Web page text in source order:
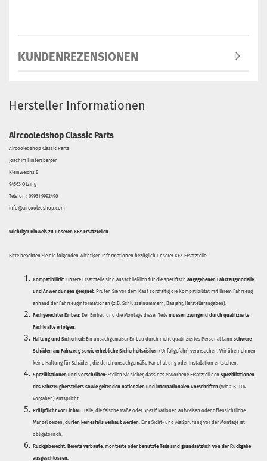
KUNDENREZENSIONEN
Hersteller Informationen
Aircooledshop Classic Parts
Aircooledshop Classic Parts
Joachim Hintersberger
Kleinweichs 8
94563 Otzing
Telefon : 09931 9992490
info@aircooledshop.com
Wichtiger Hinweis zu unseren KFZ-Ersatzteilen
Bitte beachten Sie die folgenden wichtigen Informationen bezüglich unserer KFZ-Ersatzteile:
Kompatibilität: Unsere Ersatzteile sind ausschließlich für die spezifisch angegebenen Fahrzeugmodelle
und Anwendungen geeignet. Prüfen Sie vor dem Kauf sorgfältig die Kompatibilität mit Ihrem Fahrzeug
anhand der Fahrzeuginformationen (z.B. Schlüsselnummern, Baujahr, Herstellerangaben).
Fachgerechter Einbau: Der Einbau und die Montage dieser Teile müssen zwingend durch qualifizierte
Fachkräfte erfolgen.
Haftung und Sicherheit: Ein unsachgemäßer Einbau durch nicht qualifiziertes Personal kann schwere
Schäden am Fahrzeug sowie erhebliche Sicherheitsrisiken (Unfallgefahr) verursachen. Wir übernehmen
keine Haftung für Schäden, die durch unsachgemäße Handhabung oder Installation entstehen.
Spezifikationen und Vorschriften: Stellen Sie sicher, dass das erworbene Ersatzteil den Spezifikationen
des Fahrzeugherstellers sowie geltenden nationalen und internationalen Vorschriften (wie z.B. TÜV-
Vorgaben) entspricht.
Prüfpflicht vor Einbau: Teile, die falsche Maße oder Spezifikationen aufweisen oder offensichtliche
Mängel zeigen, dürfen keinesfalls verbaut werden. Eine Sicht- und Maßprüfung vor der Montage ist
obligatorisch.
Rückgaberecht: Bereits verbaute, montierte oder benutzte Teile sind grundsätzlich von der Rückgabe
ausgeschlossen.